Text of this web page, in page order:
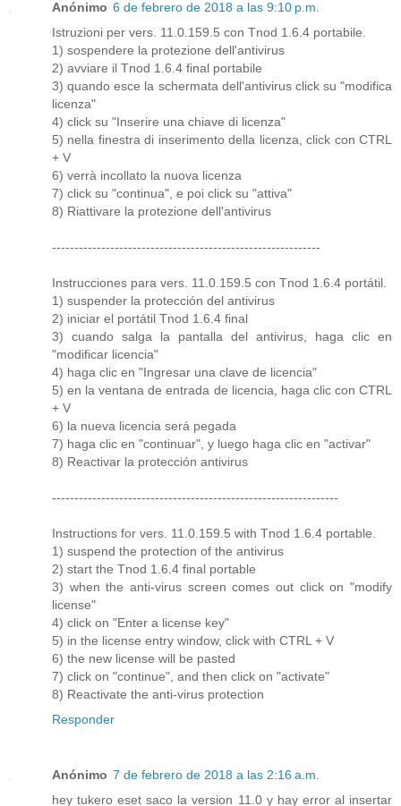
Anónimo 6 de febrero de 2018 a las 9:10 p.m.
Istruzioni per vers. 11.0.159.5 con Tnod 1.6.4 portabile.
1) sospendere la protezione dell'antivirus
2) avviare il Tnod 1.6.4 final portabile
3) quando esce la schermata dell'antivirus click su "modifica
licenza"
4) click su "Inserire una chiave di licenza"
5) nella finestra di inserimento della licenza, click con CTRL
+ V
6) verrà incollato la nuova licenza
7) click su "continua", e poi click su "attiva"
8) Riattivare la protezione dell'antivirus
------------------------------------------------------------
Instrucciones para vers. 11.0.159.5 con Tnod 1.6.4 portátil.
1) suspender la protección del antivirus
2) iniciar el portátil Tnod 1.6.4 final
3) cuando salga la pantalla del antivirus, haga clic en
"modificar licencia"
4) haga clic en "Ingresar una clave de licencia"
5) en la ventana de entrada de licencia, haga clic con CTRL
+ V
6) la nueva licencia será pegada
7) haga clic en "continuar", y luego haga clic en "activar"
8) Reactivar la protección antivirus
----------------------------------------------------------------
Instructions for vers. 11.0.159.5 with Tnod 1.6.4 portable.
1) suspend the protection of the antivirus
2) start the Tnod 1.6.4 final portable
3) when the anti-virus screen comes out click on "modify
license"
4) click on "Enter a license key"
5) in the license entry window, click with CTRL + V
6) the new license will be pasted
7) click on "continue", and then click on "activate"
8) Reactivate the anti-virus protection
Responder
Anónimo 7 de febrero de 2018 a las 2:16 a.m.
hey tukero eset saco la version 11.0 y hay error al insertar